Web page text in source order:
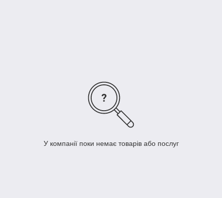
У компанії поки немає товарів або послуг